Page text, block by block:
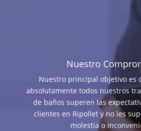
Nuestro
Nuestro principal objetivo es
absolutamente todos nuestros
de baños superen las
clientes en Ripollet y no les
molestia o